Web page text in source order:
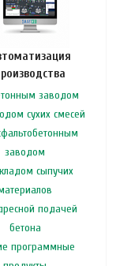
заводом
сухих смесей
заводом
сыпучих
подачей
бетона
программные